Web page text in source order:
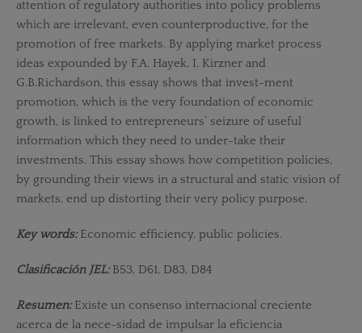
attention of regulatory authorities into policy problems
which are irrelevant, even counterproductive, for the
promotion of free markets. By applying market process
ideas expounded by F.A. Hayek, I. Kirzner and
G.B.Richardson, this essay shows that invest-ment
promotion, which is the very foundation of economic
growth, is linked to entrepreneurs’ seizure of useful
information which they need to under-take their
investments. This essay shows how competition policies,
by grounding their views in a structural and static vision of
markets, end up distorting their very policy purpose.
Key words:Economic efficiency, public policies.
Clasificación JEL:B53, D61, D83, D84
Resumen:Existe un consenso internacional creciente
acerca de la nece-sidad de impulsar la eficiencia